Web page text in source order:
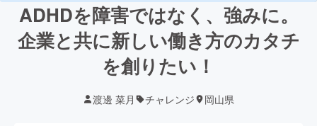
ADHDを障害ではなく、強みに。
企業と共に新しい働き方のカタチ
を創りたい！
渡邊 菜月 チャレンジ 岡山県